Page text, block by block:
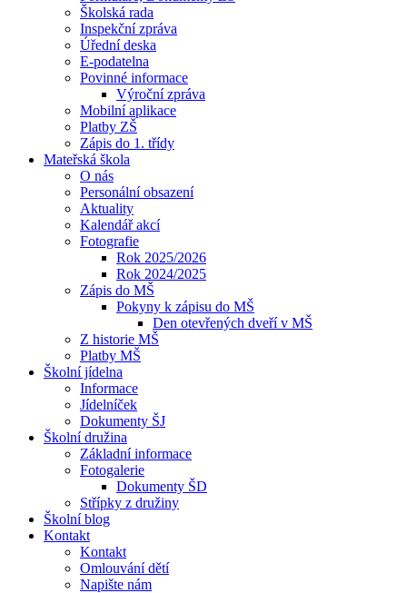
Školská rada
Inspekční zpráva
Úřední deska
E-podatelna
Povinné informace
Výroční zpráva
Mobilní aplikace
Platby ZŠ
Zápis do 1. třídy
Mateřská škola
O nás
Personální obsazení
Aktuality
Kalendář akcí
Fotografie
Rok 2025/2026
Rok 2024/2025
Zápis do MŠ
Pokyny k zápisu do MŠ
Den otevřených dveří v MŠ
Z historie MŠ
Platby MŠ
Školní jídelna
Informace
Jídelníček
Dokumenty ŠJ
Školní družina
Základní informace
Fotogalerie
Dokumenty ŠD
Střípky z družiny
Školní blog
Kontakt
Kontakt
Omlouvání dětí
Napište nám